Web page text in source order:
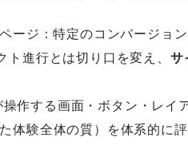
ージ：特定のコンバージョ
進行とは切り口を変え、 サ
作する画面・ボタン・レイ
体験全体の質）を体系的に